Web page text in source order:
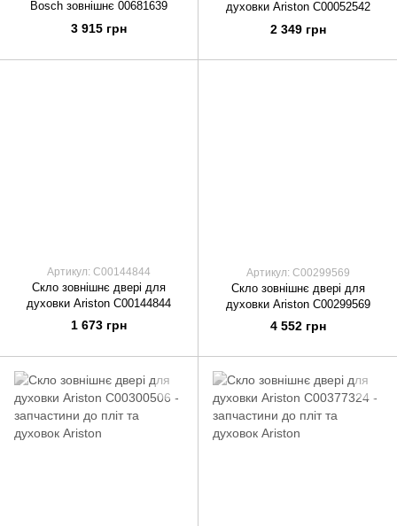
Bosch зовнішнє 00681639
3 915 грн
духовки Ariston C00052542
2 349 грн
Артикул: C00144844
Скло зовнішнє двері для
духовки Ariston C00144844
1 673 грн
Артикул: C00299569
Скло зовнішнє двері для
духовки Ariston C00299569
4 552 грн